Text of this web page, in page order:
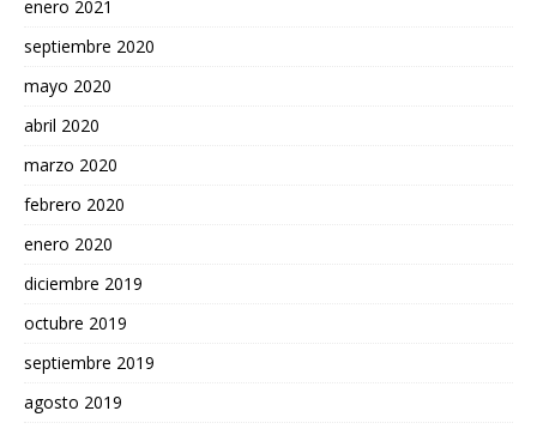
enero 2021
septiembre 2020
mayo 2020
abril 2020
marzo 2020
febrero 2020
enero 2020
diciembre 2019
octubre 2019
septiembre 2019
agosto 2019